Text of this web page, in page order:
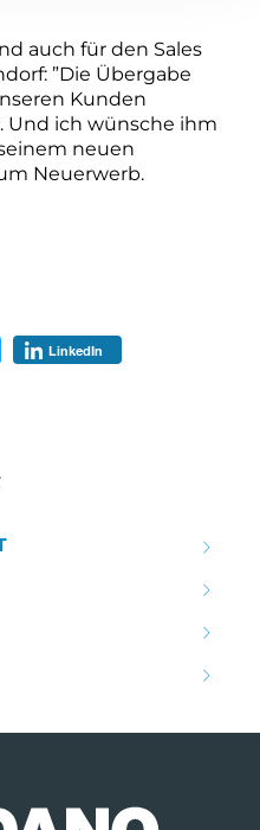
auch für den Sales
”Die Übergabe
Kunden
Und ich wünsche ihm
neuen
Neuerwerb.
LinkedIn